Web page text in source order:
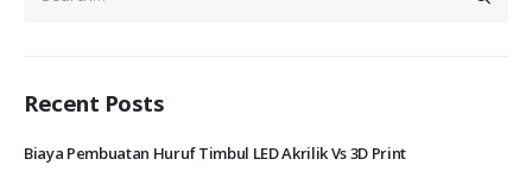
Recent Posts
Biaya Pembuatan Huruf Timbul LED Akrilik Vs 3D Print